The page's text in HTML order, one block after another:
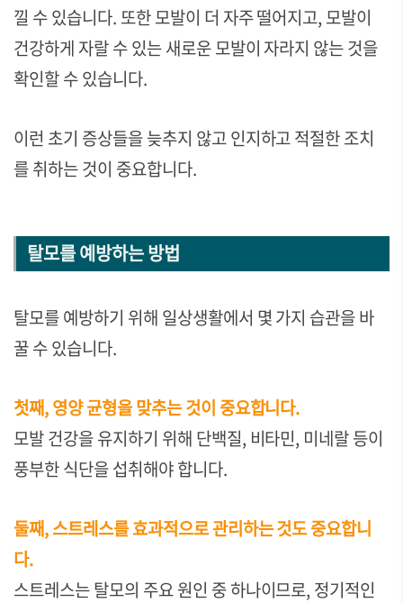
낄 수 있습니다. 또한 모발이 더 자주 떨어지고, 모발이
건강하게 자랄 수 있는 새로운 모발이 자라지 않는 것을
확인할 수 있습니다.
이런 초기 증상들을 늦추지 않고 인지하고 적절한 조치
를 취하는 것이 중요합니다.
탈모를 예방하는 방법
탈모를 예방하기 위해 일상생활에서 몇 가지 습관을 바
꿀 수 있습니다.
첫째, 영양 균형을 맞추는 것이 중요합니다.
모발 건강을 유지하기 위해 단백질, 비타민, 미네랄 등이
풍부한 식단을 섭취해야 합니다.
둘째, 스트레스를 효과적으로 관리하는 것도 중요합니
다.
스트레스는 탈모의 주요 원인 중 하나이므로, 정기적인